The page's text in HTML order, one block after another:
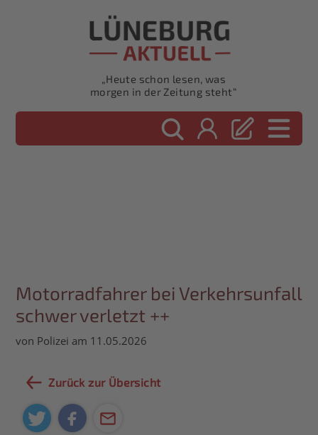
„Heute schon lesen, was
morgen in der Zeitung steht“
Motorradfahrer bei Verkehrsunfall
schwer verletzt ++
von Polizei am 11.05.2026
Zurück zur Übersicht